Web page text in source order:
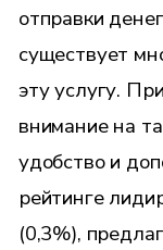
отправки
существует
эту услугу.
внимание на
удобство и
рейтинге
(0,3%),